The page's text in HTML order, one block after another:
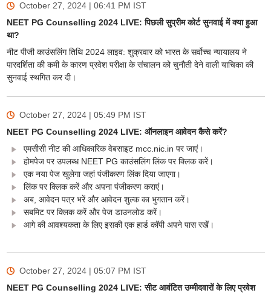
October 27, 2024 | 06:41 PM IST
NEET PG Counselling 2024 LIVE: पिछली सुप्रीम कोर्ट सुनवाई में क्या हुआ
था?
नीट पीजी काउंसलिंग तिथि 2024 लाइव: शुक्रवार को भारत के सर्वोच्च न्यायालय ने
पारदर्शिता की कमी के कारण प्रवेश परीक्षा के संचालन को चुनौती देने वाली याचिका की
सुनवाई स्थगित कर दी।
October 27, 2024 | 05:49 PM IST
NEET PG Counselling 2024 LIVE: ऑनलाइन आवेदन कैसे करें?
एमसीसी नीट की आधिकारिक वेबसाइट mcc.nic.in पर जाएं।
होमपेज पर उपलब्ध NEET PG काउंसलिंग लिंक पर क्लिक करें।
एक नया पेज खुलेगा जहां पंजीकरण लिंक दिया जाएगा।
लिंक पर क्लिक करें और अपना पंजीकरण कराएं।
अब, आवेदन पत्र भरें और आवेदन शुल्क का भुगतान करें।
सबमिट पर क्लिक करें और पेज डाउनलोड करें।
आगे की आवश्यकता के लिए इसकी एक हार्ड कॉपी अपने पास रखें।
October 27, 2024 | 05:07 PM IST
NEET PG Counselling 2024 LIVE: सीट आवंटित उम्मीदवारों के लिए प्रवेश